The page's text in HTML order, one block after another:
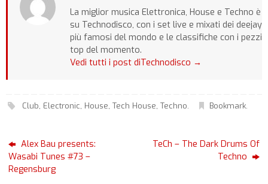
La miglior musica Elettronica, House e Techno è
su Technodisco, con i set live e mixati dei deejay
più famosi del mondo e le classifiche con i pezzi
top del momento.
Vedi tutti i post diTechnodisco →
Club, Electronic, House, Tech House, Techno. Bookmark.
Alex Bau presents:
Wasabi Tunes #73 –
Regensburg
TeCh – The Dark Drums Of
Techno